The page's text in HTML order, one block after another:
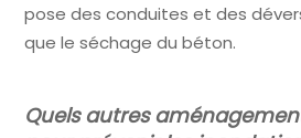
pose des conduites et des
que le séchage du béton.
Quels autres